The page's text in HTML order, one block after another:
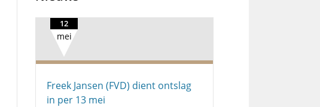
12
mei
Freek Jansen (FVD) dient ontslag
in per 13 mei